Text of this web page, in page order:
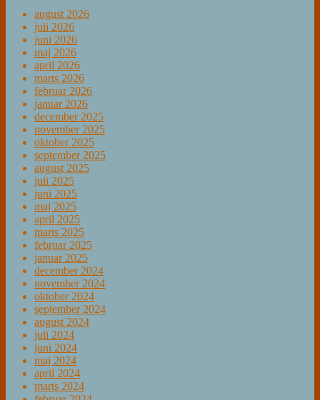
august 2026
juli 2026
juni 2026
maj 2026
april 2026
marts 2026
februar 2026
januar 2026
december 2025
november 2025
oktober 2025
september 2025
august 2025
juli 2025
juni 2025
maj 2025
april 2025
marts 2025
februar 2025
januar 2025
december 2024
november 2024
oktober 2024
september 2024
august 2024
juli 2024
juni 2024
maj 2024
april 2024
marts 2024